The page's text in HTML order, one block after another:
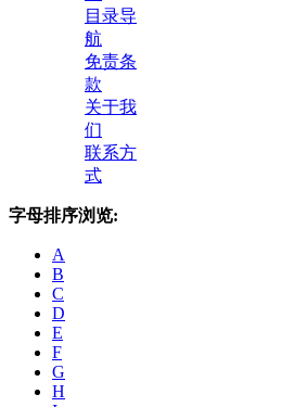
目录导
航
免责条
款
关于我
们
联系方
式
字母排序浏览:
A
B
C
D
E
F
G
H